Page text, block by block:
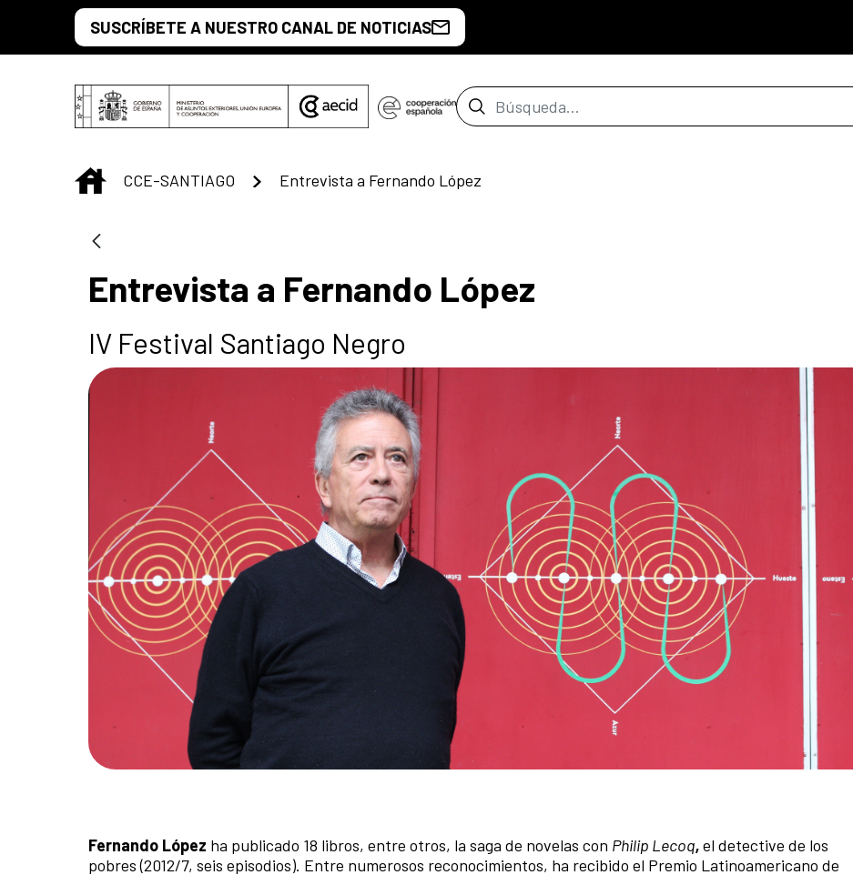
Saltar al contenido principal
SUSCRÍBETE A NUESTRO CANAL DE NOTICIAS
Barra de búsqueda
INICIO
CCE-SANTIAGO Entrevista a Fernando López
Entrevista a Fernando López
IV Festival Santiago Negro
Fernando López ha publicado 18 libros, entre otros, la saga de novelas con Philip Lecoq,el detective de los
pobres (2012/7, seis episodios). Entre numerosos reconocimientos, ha recibido el Premio Latinoamericano de